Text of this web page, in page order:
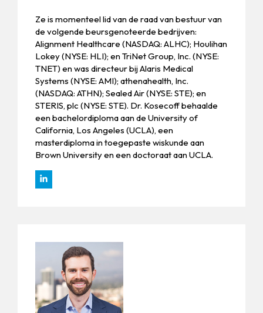
Ze is momenteel lid van de raad van bestuur van
de volgende beursgenoteerde bedrijven:
Alignment Healthcare (NASDAQ: ALHC); Houlihan
Lokey (NYSE: HLI); en TriNet Group, Inc. (NYSE:
TNET) en was directeur bij Alaris Medical
Systems (NYSE: AMI); athenahealth, Inc.
(NASDAQ: ATHN); Sealed Air (NYSE: STE); en
STERIS, plc (NYSE: STE). Dr. Kosecoff behaalde
een bachelordiploma aan de University of
California, Los Angeles (UCLA), een
masterdiploma in toegepaste wiskunde aan
Brown University en een doctoraat aan UCLA.